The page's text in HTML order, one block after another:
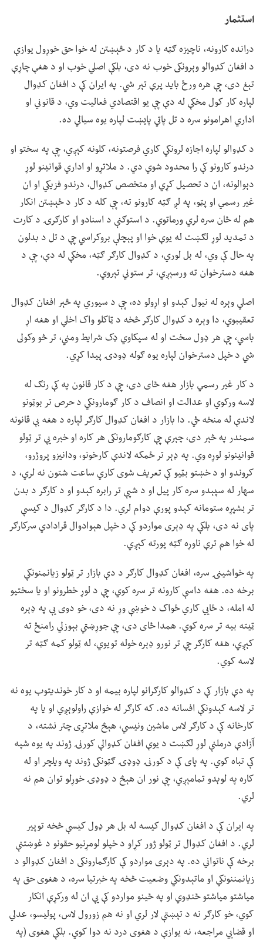
استثمار
درانده کارونه، ناچیزه ګټه یا د کار د څېښتن له خوا حق خوړول یوازې
د افغان کډوالو وېرونکی خوب نه دی، بلکې اصلي خوب او د هغې چاړې
تېغ دی، چې هره ورځ باید پرې تېر شي. په ایران کې د افغان کډوال
لپاره کار کول مخکې له دې چې یو اقتصادي فعالیت وي، د قانوني او
اداري اهرامونو سره د تل پاتي پایښت لپاره یوه سیالي ده.
د کډوالو لپاره اجازه لرونکي کاري فرصتونه، کلونه کېږي، چې په سختو او
درندو کارونو کې را محدود شوي دي. د ملاتړو او اداري قوانینو لوړ
دېوالونه، ان د تحصیل کړي او متخصص کډوال، درندو فزیکي او ان
غیر رسمي او پټو، په لږ ګټه کارونو ته، چې کله د کار د ځېښتن انکار
هم له ځان سره لري ورماتوي. د استوګنې د اسنادو او کارګرۍ د کارت
د تمدید لوړ لګښت له یوې خوا او پېچلې بروکراسي چې د تل د بدلون
په حال کې وي، له بل لوري، د کډوال کارګر ګټه، مخکې له دې، چې د
هغه دسترخوان ته ورسېږي، تر ستوني تېروي.
اصلي وېره له نیول کېدو او اړولو ده، چې د سیوري په څېر افغان کډوال
تعقیبوي، دا وېره د کډوال کارګر څخه د ټاکلو واک اخلي او هغه اړ
باسي، چې هر ډول سخت او له سپکاوي ډک شرایط ومني، تر څو وکولی
شي د خپل دسترخوان لپاره یوه ګوله ډودۍ پیدا کړي.
د کار غیر رسمي بازار هغه ځای دی، چې د کار قانون په کې رنګ له
لاسه ورکوي او عدالت او انصاف د کار ګومارونکي د حرص تر بوټونو
لاندې له منځه ځي. دا بازار د افغان کډوال کارګر لپاره د هغه بې قانونه
سمندر په څېر دی، چېرې چې کارګومارونکی هر کاره او خبره یې تر ټولو
قوانینونو لوړه وي. په ډېر تر ځمکه لاندې کارخونو، ودانیزو پروژرو،
کروندو او د خښتو بټیو کې تعریف شوی کاري ساعت شتون نه لري، د
سهار له سپېدو سره کار پیل او د شپې تر رابره کېدو او د کارګر د بدن
تر بشپړه ستومانه کېدو پورې دوام لري. دا د کارګر کډوال د کیسې
پای نه دی، بلکې په ډېری مواردو کې د خپل هېوادوال قرادادي سرکارګر
له خوا هم ترې ناوړه ګټه پورته کېږي.
په خواشینۍ سره، افغان کډوال کارګر د دې بازار تر ټولو زیانمنونکې
برخه ده. هغه داسې کارونه تر سره کوي، چې د لوړ خطرونو او یا سختیو
له امله، د ځايي کاري ځواک د خوښې وړ نه دی، خو دوی یې په ډېره
ټيته بیه تر سره کوي. همدا ځای دی، چې جوړښتي بېوزلي رامنځ ته
کېږي، هغه کارګر چې تر نورو ډېره خوله تویوي، له ټولو کمه ګټه تر
لاسه کوي.
په دې بازار کې د کډوالو کارګرانو لپاره بیمه او د کار خوندیتوب یوه نه
تر لاسه کېدونکې افسانه ده. که کارګر له خوازې راولوېږي او یا په
کارخانه کې د کارګر لاس ماشین ونیسي، هېڅ ملاتړی چتر نشته، د
آزادې درملنې لوړ لګښت د یوې افغان کډوالې کورنۍ ژوند په یوه شپه
کې تباه کوي. په پای کې د کورنۍ ډوډۍ ګټونکی ژوند په ویلچر او له
کاره په لوېدو تمامېږي، چې نور ان هېڅ د ډوډۍ خوړلو توان هم نه
لري.
په ایران کې د افغان کډوال کیسه له بل هر ډول کیسې څخه توپیر
لري. د افغان کډوال تر ټولو ژور کړاو د خپلو لومړنیو حقونو د غوښتنې
برخه کې ناتواني ده. په دېری مواردو کې کارګمارونکی د افغان کډوالو د
زیانمننونکي او ماتېدونکي وضعیت څخه په خبرتیا سره، د هغوی حق په
میاشتو میاشتو ځنډوي او په ځینو مواردو کې یې ان له ورکړې انکار
کوي، خو کارګر نه د تېښتې لار لري او نه هم زورول لاس، پولیسو، عدلي
او قضايي مراجعه، نه یوازې د هغوی درد نه دوا کوي. بلکې هغوی (په